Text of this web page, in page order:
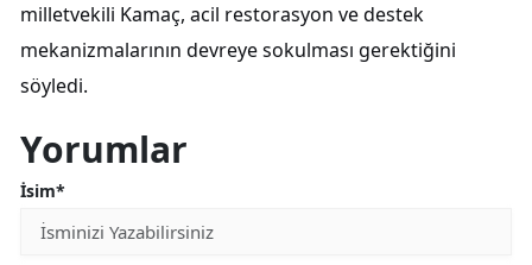
milletvekili Kamaç, acil restorasyon ve destek
mekanizmalarının devreye sokulması gerektiğini
söyledi.
Yorumlar
İsim*